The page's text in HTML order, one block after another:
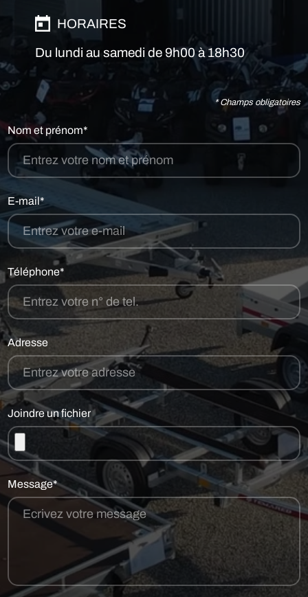
HORAIRES
Du lundi au samedi de 9h00 à 18h30
* Champs obligatoires
Nom et prénom*
E-mail*
Téléphone*
Adresse
Joindre un fichier
Message*